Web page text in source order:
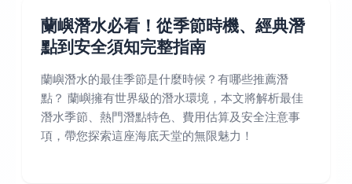
蘭嶼潛水必看！從季節時機、經典潛
點到安全須知完整指南
蘭嶼潛水的最佳季節是什麼時候？有哪些推薦潛
點？ 蘭嶼擁有世界級的潛水環境，本文將解析最佳
潛水季節、熱門潛點特色、費用估算及安全注意事
項，帶您探索這座海底天堂的無限魅力！